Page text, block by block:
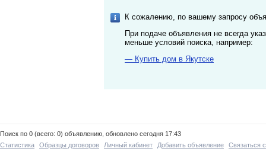
К сожалению, по вашему запросу
При подаче объявления не всегда
меньше условий поиска, например:
— Купить дом в Якутске
Поиск по 0 (всего: 0) объявлению, обновлено сегодня 17:43
Статистика
Образцы договоров Личный кабинет Добавить объявление Связаться